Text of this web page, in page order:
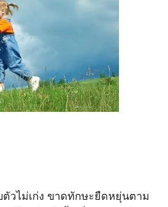
วไม่เก่ง ขาดทักษะยืดหยุ่นตาม